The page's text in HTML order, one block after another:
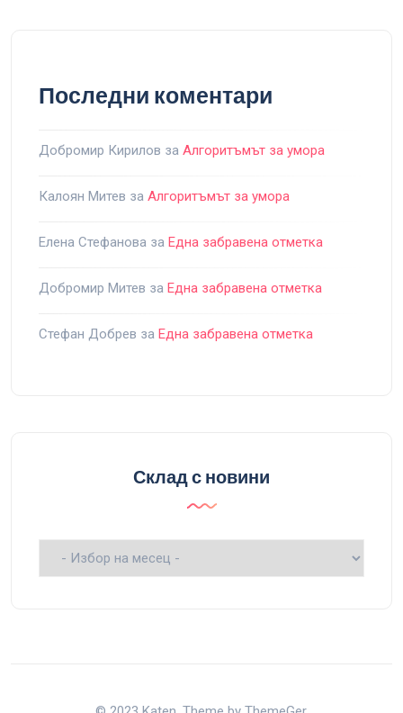
Последни коментари
Добромир Кирилов за Алгоритъмът за умора
Калоян Митев за Алгоритъмът за умора
Елена Стефанова за Една забравена отметка
Добромир Митев за Една забравена отметка
Стефан Добрев за Една забравена отметка
Склад с новини
Склад